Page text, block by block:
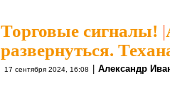
Торговые сигналы! |
развернуться.
17 сентября 2024, 16:08 | Александр